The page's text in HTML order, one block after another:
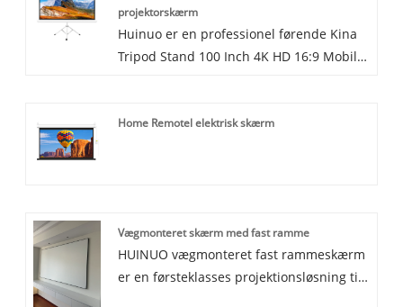
eftersalgsservice og rettidig levering.
projektorskærm
Huinuo er en professionel førende Kina
Tripod Stand 100 Inch 4K HD 16:9 Mobile
kontakte os.
Home Remotel elektrisk skærm
Vægmonteret skærm med fast ramme
HUINUO vægmonteret fast rammeskærm
er en førsteklasses projektionsløsning til